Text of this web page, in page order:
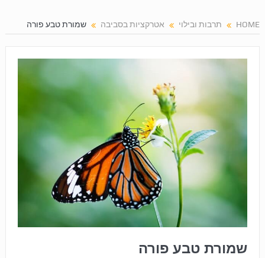
HOME תרבות ובילוי אטרקציות בסביבה שמורת טבע פורה
שמורת טבע פורה